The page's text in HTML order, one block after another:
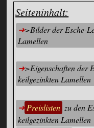
Seiteninhalt:
>Bilder der Esche-
Lamellen
>Eigenschaften der
keilgezinkten Lamellen
Preislisten zu den
keilgezinkten Lamellen